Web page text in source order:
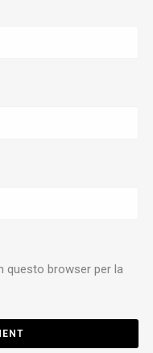
questo browser per la